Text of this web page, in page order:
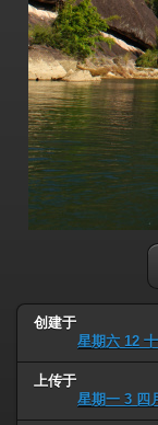
创建于
星期六 12
上传于
星期一 3 四